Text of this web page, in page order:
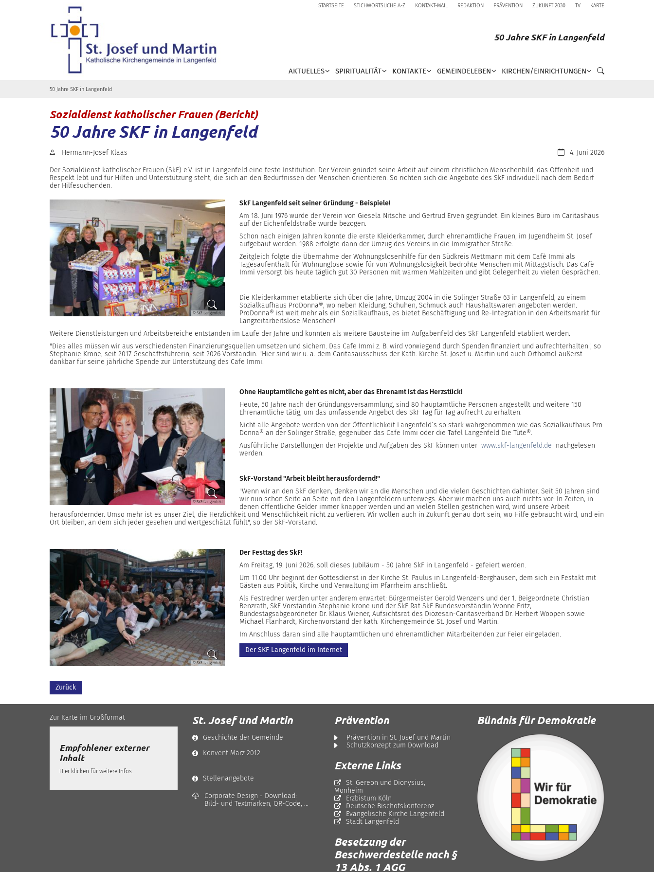
STARTSEITE STICHWORTSUCHE A-Z KONTAKT-MAIL REDAKTION PRÄVENTION ZUKUNFT 2030 TV KARTE
50 Jahre SKF in Langenfeld
AKTUELLES SPIRITUALITÄT KONTAKTE GEMEINDELEBEN KIRCHEN/EINRICHTUNGEN
50 Jahre SKF in Langenfeld
Sozialdienst katholischer Frauen (Bericht):
50 Jahre SKF in Langenfeld
Datum:4. Juni 2026
Von: Hermann-Josef Klaas
Der Sozialdienst katholischer Frauen (SkF) e.V. ist in Langenfeld eine feste Institution. Der Verein gründet seine Arbeit auf einem christlichen Menschenbild, das Offenheit und
Respekt lebt und für Hilfen und Unterstützung steht, die sich an den Bedürfnissen der Menschen orientieren. So richten sich die Angebote des SkF individuell nach dem Bedarf
der Hilfesuchenden.
© SKF Langenfeld
SkF Langenfeld seit seiner Gründung - Beispiele!
Am 18. Juni 1976 wurde der Verein von Giesela Nitsche und Gertrud Erven gegründet. Ein kleines Büro im Caritashaus
auf der Eichenfeldstraße wurde bezogen.
Schon nach einigen Jahren konnte die erste Kleiderkammer, durch ehrenamtliche Frauen, im Jugendheim St. Josef
aufgebaut werden. 1988 erfolgte dann der Umzug des Vereins in die Immigrather Straße.
Zeitgleich folgte die Übernahme der Wohnungslosenhilfe für den Südkreis Mettmann mit dem Cafè Immi als
Tagesaufenthalt für Wohnunglose sowie für von Wohnungslosigkeit bedrohte Menschen mit Mittagstisch. Das Cafè
Immi versorgt bis heute täglich gut 30 Personen mit warmen Mahlzeiten und gibt Gelegenheit zu vielen Gesprächen.
Die Kleiderkammer etablierte sich über die Jahre, Umzug 2004 in die Solinger Straße 63 in Langenfeld, zu einem
Sozialkaufhaus ProDonna®, wo neben Kleidung, Schuhen, Schmuck auch Haushaltswaren angeboten werden.
ProDonna® ist weit mehr als ein Sozialkaufhaus, es bietet Beschäftigung und Re-Integration in den Arbeitsmarkt für
Langzeitarbeitslose Menschen!
Weitere Dienstleistungen und Arbeitsbereiche entstanden im Laufe der Jahre und konnten als weitere Bausteine im Aufgabenfeld des SkF Langenfeld etabliert werden.
"Dies alles müssen wir aus verschiedensten Finanzierungsquellen umsetzen und sichern. Das Cafe Immi z. B. wird vorwiegend durch Spenden finanziert und aufrechterhalten", so
Stephanie Krone, seit 2017 Geschäftsführerin, seit 2026 Vorständin. "Hier sind wir u. a. dem Caritasausschuss der Kath. Kirche St. Josef u. Martin und auch Orthomol äußerst
dankbar für seine jährliche Spende zur Unterstützung des Cafe Immi.
© SKF Langenfeld
Ohne Hauptamtliche geht es nicht, aber das Ehrenamt ist das Herzstück!
Heute, 50 Jahre nach der Gründungsversammlung, sind 80 hauptamtliche Personen angestellt und weitere 150
Ehrenamtliche tätig, um das umfassende Angebot des SkF Tag für Tag aufrecht zu erhalten.
Nicht alle Angebote werden von der Öffentlichkeit Langenfeld´s so stark wahrgenommen wie das Sozialkaufhaus Pro
Donna® an der Solinger Straße, gegenüber das Cafe Immi oder die Tafel Langenfeld Die Tüte®.
Ausführliche Darstellungen der Projekte und Aufgaben des SkF können unter www.skf-langenfeld.de nachgelesen
werden.
SkF-Vorstand "Arbeit bleibt herausfordernd!"
"Wenn wir an den SkF denken, denken wir an die Menschen und die vielen Geschichten dahinter. Seit 50 Jahren sind
wir nun schon Seite an Seite mit den Langenfeldern unterwegs. Aber wir machen uns auch nichts vor: In Zeiten, in
denen öffentliche Gelder immer knapper werden und an vielen Stellen gestrichen wird, wird unsere Arbeit
herausfordernder. Umso mehr ist es unser Ziel, die Herzlichkeit und Menschlichkeit nicht zu verlieren. Wir wollen auch in Zukunft genau dort sein, wo Hilfe gebraucht wird, und ein
Ort bleiben, an dem sich jeder gesehen und wertgeschätzt fühlt", so der SkF-Vorstand.
© SKF Langenfeld
Der Festtag des SkF!
Am Freitag, 19. Juni 2026, soll dieses Jubiläum - 50 Jahre SkF in Langenfeld - gefeiert werden.
Um 11.00 Uhr beginnt der Gottesdienst in der Kirche St. Paulus in Langenfeld-Berghausen, dem sich ein Festakt mit
Gästen aus Politik, Kirche und Verwaltung im Pfarrheim anschließt.
Als Festredner werden unter anderem erwartet: Bürgermeister Gerold Wenzens und der 1. Beigeordnete Christian
Benzrath, SkF Vorständin Stephanie Krone und der SkF Rat SkF Bundesvorständin Yvonne Fritz,
Bundestagsabgeordneter Dr. Klaus Wiener, Aufsichtsrat des Diözesan-Caritasverband Dr. Herbert Woopen sowie
Michael Flanhardt, Kirchenvorstand der kath. Kirchengemeinde St. Josef und Martin.
Im Anschluss daran sind alle hauptamtlichen und ehrenamtlichen Mitarbeitenden zur Feier eingeladen.
Der SKF Langenfeld im Internet
Zurück
Zur Karte im Großformat
Empfohlener externer
Inhalt
Hier klicken für weitere Infos.
St. Josef und Martin
Geschichte der Gemeinde
Konvent März 2012
Stellenangebote
Corporate Design - Download:
Bild- und Textmarken, QR-Code, ...
Prävention
Prävention in St. Josef und Martin
Schutzkonzept zum Download
Externe Links
St. Gereon und Dionysius,
Monheim
Erzbistum Köln
Deutsche Bischofskonferenz
Evangelische Kirche Langenfeld
Stadt Langenfeld
Besetzung der
Beschwerdestelle nach §
13 Abs. 1 AGG
Bündnis für Demokratie